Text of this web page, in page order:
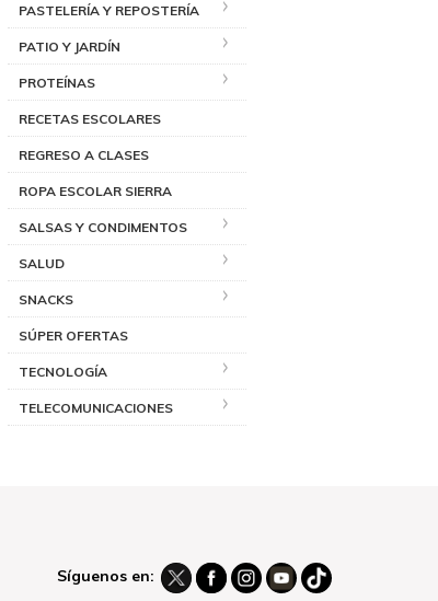
PASTELERÍA Y REPOSTERÍA
PATIO Y JARDÍN
PROTEÍNAS
RECETAS ESCOLARES
REGRESO A CLASES
ROPA ESCOLAR SIERRA
SALSAS Y CONDIMENTOS
SALUD
SNACKS
SÚPER OFERTAS
TECNOLOGÍA
TELECOMUNICACIONES
Síguenos en: